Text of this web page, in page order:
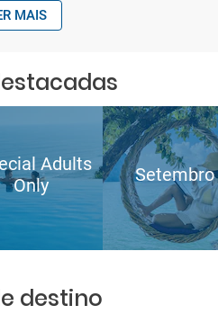
MAIS
Adults
Only
Setembro
destino